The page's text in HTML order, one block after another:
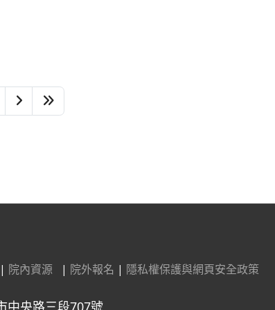
院內資源 | 院外報名 | 隱私權保護與網頁安全政策
中央路三段707號